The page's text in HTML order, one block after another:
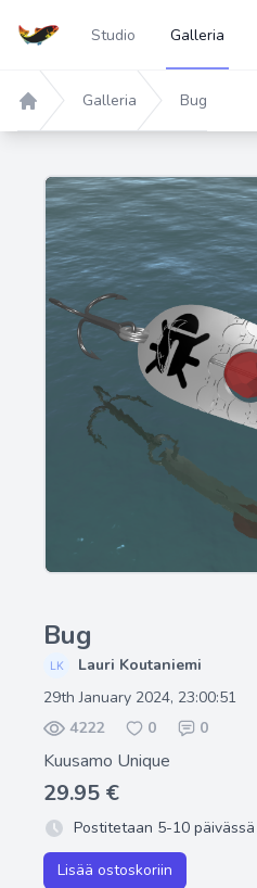
Studio Galleria
Home
Galleria Bug
Bug
Lauri Koutaniemi
29th January 2024, 23:00:51
4222
0 0
Kuusamo Unique
29.95 €
Postitetaan 5-10 päivässä
Lisää ostoskoriin